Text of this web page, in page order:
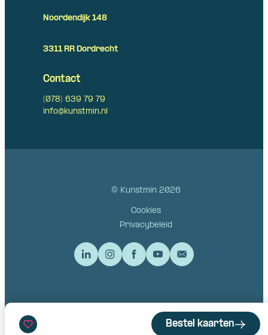
Bestel kaarten
Noordendijk 148
3311 RR Dordrecht
Contact
(078) 639 79 79
info@kunstmin.nl
© Kunstmin 2026
Cookies
Privacybeleid